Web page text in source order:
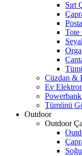
Sırt
Tote
Cüzdan &
Ev
Powerbank
Tümünü
Outdoor
Outdoor